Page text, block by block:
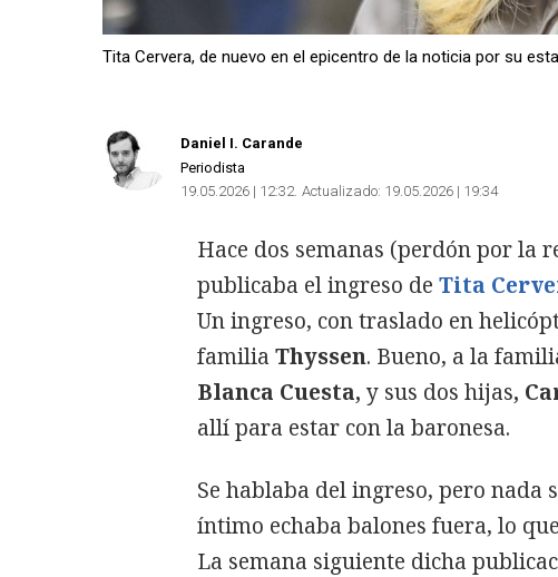
Tita Cervera, de nuevo en el epicentro de la noticia por su
Daniel I. Carande
Periodista
19.05.2026 | 12:32 Actualizado: 19.05.2026 | 19:34
Hace dos semanas (perdón por la
publicaba el ingreso de Tita
Un ingreso, con traslado en
familia Thyssen. Bueno, a la
Blanca Cuesta, y sus dos hijas,
allí para estar con la baronesa.
Se hablaba del ingreso, pero nada
íntimo echaba balones fuera, lo
La semana siguiente dicha